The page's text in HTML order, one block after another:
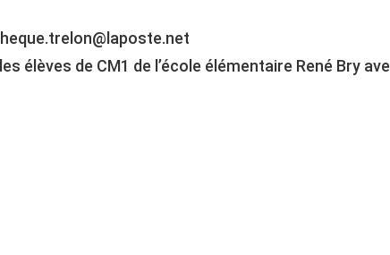
élèves de CM1 de l’école élémentaire René Bry